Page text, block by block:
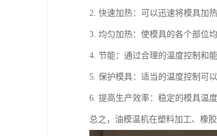
2. 快速加热：可以迅速将模具加
3. 均匀加热：使模具的各个部位
4. 节能：通过合理的温度控制和
5. 保护模具：适当的温度控制可
6. 提高生产效率：稳定的模具温
总之，油模温机在塑料加工、橡